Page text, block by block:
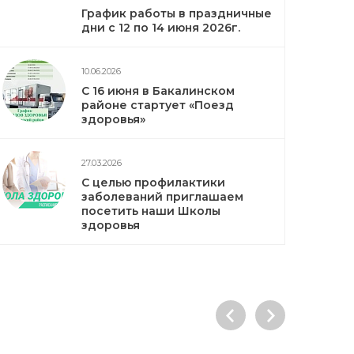
График работы в праздничные
дни с 12 по 14 июня 2026г.
10.06.2026
С 16 июня в Бакалинском
районе стартует «Поезд
здоровья»
27.03.2026
С целью профилактики
заболеваний приглашаем
посетить наши Школы
здоровья